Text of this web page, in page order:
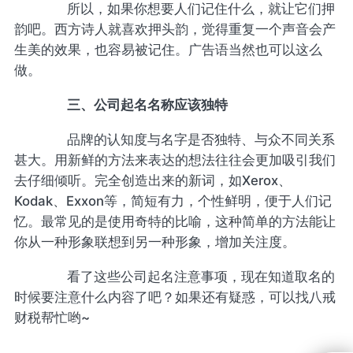
所以，如果你想要人们记住什么，就让它们押
韵吧。西方诗人就喜欢押头韵，觉得重复一个声音会产
生美的效果，也容易被记住。广告语当然也可以这么
做。
三、公司起名名称应该独特
品牌的认知度与名字是否独特、与众不同关系
甚大。用新鲜的方法来表达的想法往往会更加吸引我们
去仔细倾听。完全创造出来的新词，如Xerox、
Kodak、Exxon等，简短有力，个性鲜明，便于人们记
忆。最常见的是使用奇特的比喻，这种简单的方法能让
你从一种形象联想到另一种形象，增加关注度。
看了这些公司起名注意事项，现在知道取名的
时候要注意什么内容了吧？如果还有疑惑，可以找八戒
财税帮忙哟~